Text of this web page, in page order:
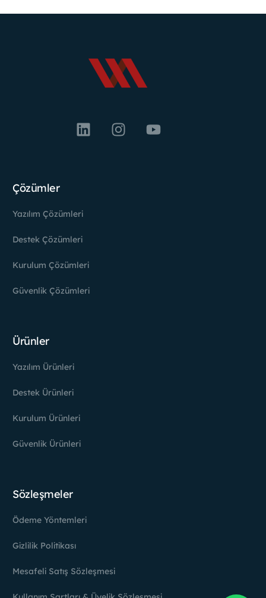
Çözümler
Yazılım Çözümleri
Destek Çözümleri
Kurulum Çözümleri
Güvenlik Çözümleri
Ürünler
Yazılım Ürünleri
Destek Ürünleri
Kurulum Ürünleri
Güvenlik Ürünleri
Sözleşmeler
Ödeme Yöntemleri
Gizlilik Politikası
Mesafeli Satış Sözleşmesi